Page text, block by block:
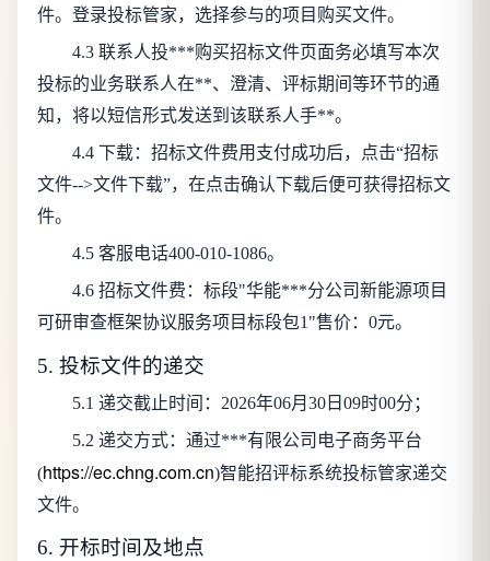
件。登录投标管家，选择参与的项目购买文件。
4.3 联系人投***购买招标文件页面务必填写本次
投标的业务联系人在**、澄清、评标期间等环节的通
知，将以短信形式发送到该联系人手**。
4.4 下载：招标文件费用支付成功后，点击“招标
文件-->文件下载”，在点击确认下载后便可获得招标文
件。
4.5 客服电话400-010-1086。
4.6 招标文件费：标段"华能***分公司新能源项目
可研审查框架协议服务项目标段包1"售价：0元。
5. 投标文件的递交
5.1 递交截止时间： 2026年06月30日09时00分 ；
5.2 递交方式：通过***有限公司电子商务平台
(https://ec.chng.com.cn)智能招评标系统投标管家递交
文件。
6. 开标时间及地点